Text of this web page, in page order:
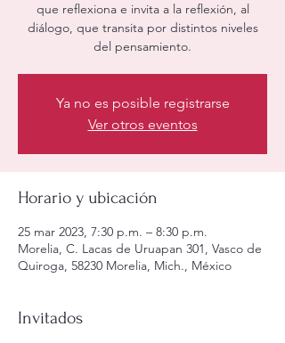
que reflexiona e invita a la reflexión, al
diálogo, que transita por distintos niveles
del pensamiento.
Ya no es posible registrarse
Ver otros eventos
Horario y ubicación
25 mar 2023, 7:30 p.m. – 8:30 p.m.
Morelia, C. Lacas de Uruapan 301, Vasco de
Quiroga, 58230 Morelia, Mich., México
Invitados